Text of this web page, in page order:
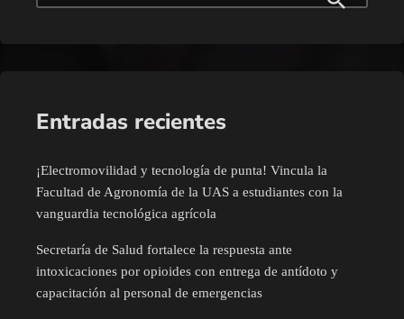
Entradas recientes
¡Electromovilidad y tecnología de punta! Vincula la
Facultad de Agronomía de la UAS a estudiantes con la
vanguardia tecnológica agrícola
Secretaría de Salud fortalece la respuesta ante
intoxicaciones por opioides con entrega de antídoto y
capacitación al personal de emergencias